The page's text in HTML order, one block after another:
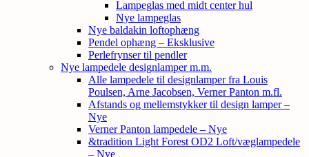
Lampeglas med midt center hul
Nye lampeglas
Nye baldakin loftophæng
Pendel ophæng – Eksklusive
Perlefrynser til pendler
Nye lampedele designlamper m.m.
Alle lampedele til designlamper fra Louis
Poulsen, Arne Jacobsen, Verner Panton m.fl.
Afstands og mellemstykker til design lamper –
Nye
Verner Panton lampedele – Nye
&tradition Light Forest OD2 Loft/væglampedele
– Nye